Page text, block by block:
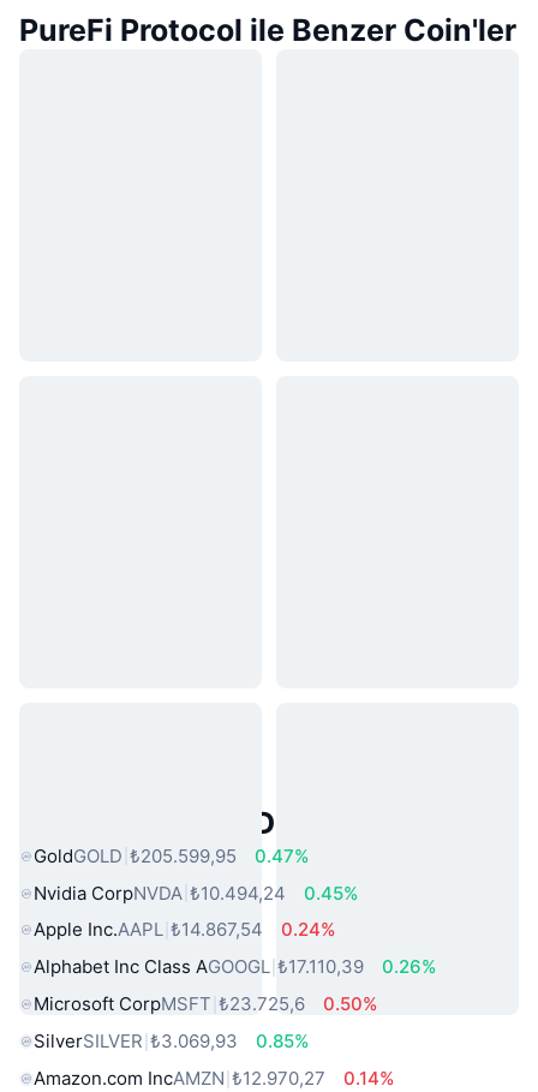
PureFi Protocol ile Benzer Coin'ler
Popüler Gerçek Dünya Varlıkları
GoldGOLD ₺205.599,95
0.47%
Nvidia CorpNVDA ₺10.494,24
0.45%
Apple Inc.AAPL ₺14.867,54
0.24%
Alphabet Inc Class AGOOGL ₺17.110,39
0.26%
Microsoft CorpMSFT ₺23.725,6
0.50%
SilverSILVER ₺3.069,93
0.85%
Amazon.com IncAMZN ₺12.970,27
0.14%